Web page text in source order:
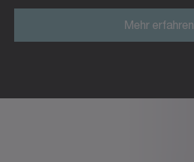
Mehr erfahren